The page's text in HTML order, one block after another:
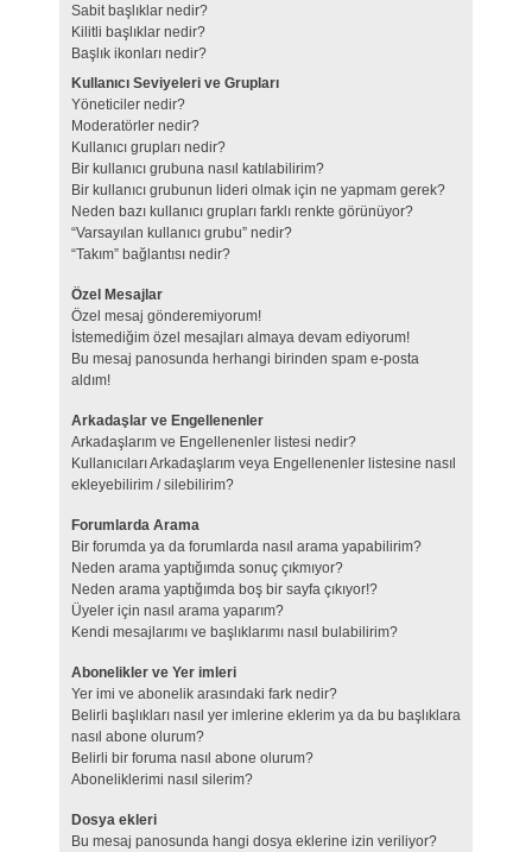
Sabit başlıklar nedir?
Kilitli başlıklar nedir?
Başlık ikonları nedir?
Kullanıcı Seviyeleri ve Grupları
Yöneticiler nedir?
Moderatörler nedir?
Kullanıcı grupları nedir?
Bir kullanıcı grubuna nasıl katılabilirim?
Bir kullanıcı grubunun lideri olmak için ne yapmam gerek?
Neden bazı kullanıcı grupları farklı renkte görünüyor?
“Varsayılan kullanıcı grubu” nedir?
“Takım” bağlantısı nedir?
Özel Mesajlar
Özel mesaj gönderemiyorum!
İstemediğim özel mesajları almaya devam ediyorum!
Bu mesaj panosunda herhangi birinden spam e-posta
aldım!
Arkadaşlar ve Engellenenler
Arkadaşlarım ve Engellenenler listesi nedir?
Kullanıcıları Arkadaşlarım veya Engellenenler listesine nasıl
ekleyebilirim / silebilirim?
Forumlarda Arama
Bir forumda ya da forumlarda nasıl arama yapabilirim?
Neden arama yaptığımda sonuç çıkmıyor?
Neden arama yaptığımda boş bir sayfa çıkıyor!?
Üyeler için nasıl arama yaparım?
Kendi mesajlarımı ve başlıklarımı nasıl bulabilirim?
Abonelikler ve Yer imleri
Yer imi ve abonelik arasındaki fark nedir?
Belirli başlıkları nasıl yer imlerine eklerim ya da bu başlıklara
nasıl abone olurum?
Belirli bir foruma nasıl abone olurum?
Aboneliklerimi nasıl silerim?
Dosya ekleri
Bu mesaj panosunda hangi dosya eklerine izin veriliyor?